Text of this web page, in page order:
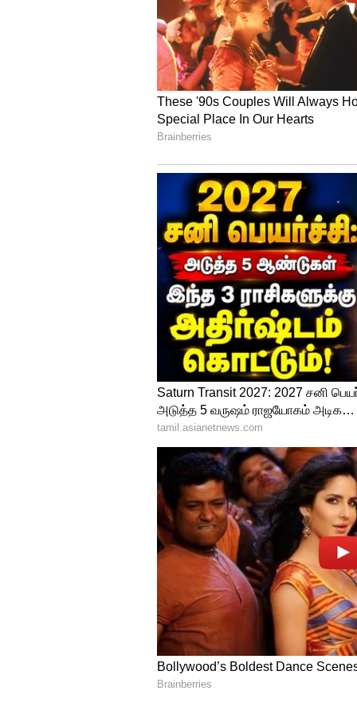
கடகம்: இன்று கிரக நிலை
எடுக்கும் முயற்சிகள்
இருக்கும்.
சிம்மம்: சொத்து வாங்குவது
நடந்து கொண்டிருந்தால்,
தேவையற்ற பயணங்களை